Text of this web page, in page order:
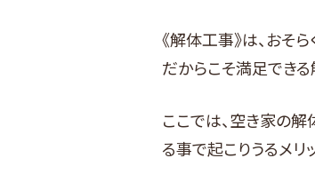
《解体工事》は、おそ
だからこそ満足でき
ここでは、空き家の
る事で起こりうるメリ